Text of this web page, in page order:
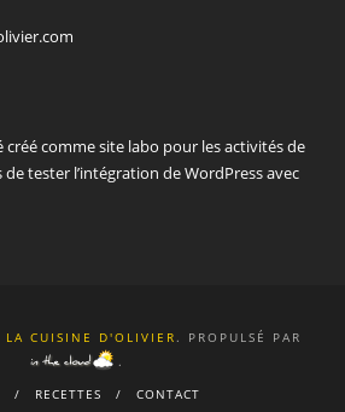
créé comme site labo pour les activités de
tester l’intégration de WordPress avec
LA CUISINE D'OLIVIER . PROPULSÉ PAR
.
RECETTES CONTACT